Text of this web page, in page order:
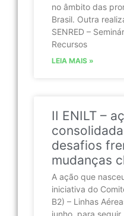
no âmbito das
Brasil. Outra
SENRED –
Recursos
LEIA MAIS »
II ENILT –
desafios
mudanças
A ação que
iniciativa do
B2) – Linhas
junho, para seguir